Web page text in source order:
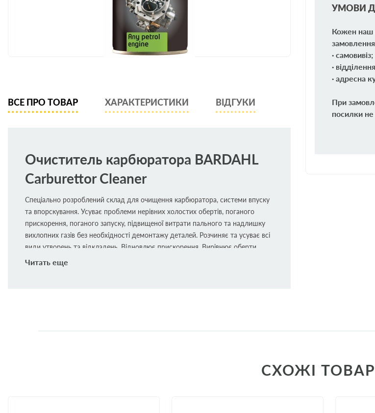
ВСЕ ПРО ТОВАР ХАРАКТЕРИСТИКИ ВІДГУКИ
Очиститель карбюратора BARDAHL
Carburettor Cleaner
Спеціально розроблений склад для очищення карбюратора, системи впуску
та впорскування. Усуває проблеми нерівних холостих обертів, поганого
прискорення, поганого запуску, підвищеної витрати пального та надлишку
вихлопних газів без необхідності демонтажу деталей. Розчиняє та усуває всі
види утворень та відкладень. Відновлює прискорення. Вирівнює оберти
холостого ходу. Відновлює потужність та прийомистість. Знижує витрати
Читать еще
УМОВИ
Кожен наш
· самовивіз;
· відділення
· адресна
При
посилки не
СХОЖІ